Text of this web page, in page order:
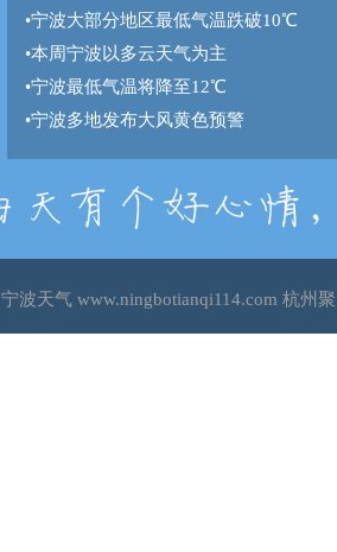
•宁波大部分地区最低气温跌破10℃
•本周宁波以多云天气为主
•宁波最低气温将降至12℃
•宁波多地发布大风黄色预警
宁波天气 www.ningbotianqi114.com 杭州